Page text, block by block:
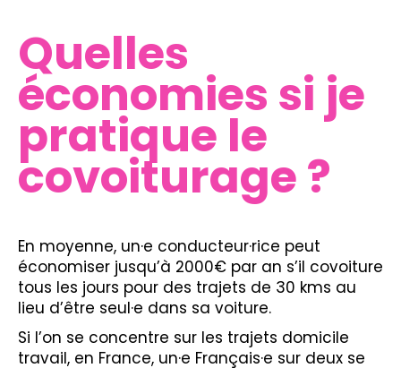
Quelles
économies si je
pratique le
covoiturage ?
En moyenne, un·e conducteur·rice peut
économiser jusqu’à 2000€ par an s’il covoiture
tous les jours pour des trajets de 30 kms au
lieu d’être seul·e dans sa voiture.
Si l’on se concentre sur les trajets domicile
travail, en France, un·e Français·e sur deux se